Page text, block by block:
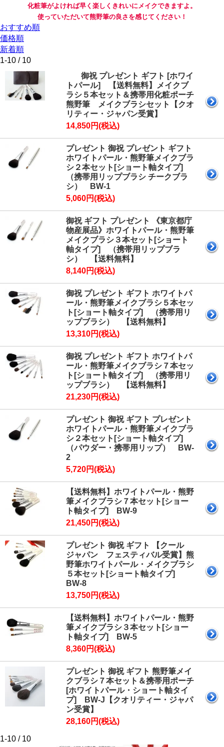
化粧筆がよければ早く楽しくきれいにメイクできますよ。
使っていただいて熊野筆の良さを感じてください！
おすすめ順
価格順
新着順
1-10 / 10
御祝 プレゼント ギフト [ホワイ
トパール] 【送料無料】メイクブ
ラシ５本セット＆携帯用化粧ポーチ
熊野筆 メイクブラシセット【クオ
リティー・ジャパン受賞】
14,850円(税込)
プレゼント 御祝 プレゼント ギフト
ホワイトパール・熊野筆メイクブラ
シ２本セット[ショート軸タイプ]
（携帯用リップブラシ チークブラ
シ） BW-1
5,060円(税込)
御祝 ギフト プレゼント 《東京都庁
物産展品》ホワイトパール・熊野筆
メイクブラシ３本セット[ショート
軸タイプ] （携帯用リップブラ
シ） 【送料無料】
8,140円(税込)
御祝 プレゼント ギフト ホワイトパ
ール・熊野筆メイクブラシ５本セッ
ト[ショート軸タイプ] （携帯用リ
ップブラシ） 【送料無料】
13,310円(税込)
御祝 プレゼント ギフト ホワイトパ
ール・熊野筆メイクブラシ７本セッ
ト[ショート軸タイプ] （携帯用リ
ップブラシ） 【送料無料】
21,230円(税込)
プレゼント 御祝 ギフト プレゼント
ホワイトパール・熊野筆メイクブラ
シ２本セット[ショート軸タイプ]
（パウダー・携帯用リップ） BW-
2
5,720円(税込)
【送料無料】ホワイトパール・熊野
筆メイクブラシ７本セット[ショー
ト軸タイプ] BW-9
21,450円(税込)
プレゼント 御祝 ギフト 【クール
ジャパン フェスティバル受賞】熊
野筆ホワイトパール・メイクブラシ
５本セット[ショート軸タイプ]
BW-8
13,750円(税込)
【送料無料】ホワイトパール・熊野
筆メイクブラシ３本セット[ショー
ト軸タイプ] BW-5
8,360円(税込)
プレゼント 御祝 ギフト 熊野筆メイ
クブラシ７本セット＆携帯用ポーチ
[ホワイトパール・ショート軸タイ
プ] BW-J【クオリティー・ジャパ
ン受賞】
28,160円(税込)
1-10 / 10